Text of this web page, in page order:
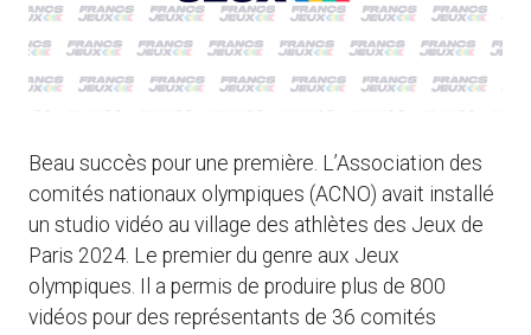
Beau succès pour une première. L’Association des
comités nationaux olympiques (ACNO) avait installé
un studio vidéo au village des athlètes des Jeux de
Paris 2024. Le premier du genre aux Jeux
olympiques. Il a permis de produire plus de 800
vidéos pour des représentants de 36 comités